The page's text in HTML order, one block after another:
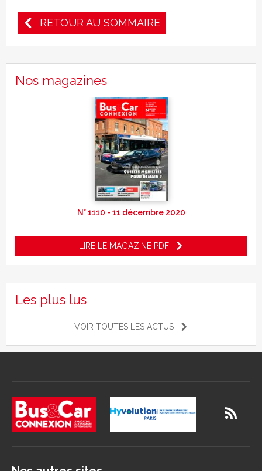
RETOUR AU SOMMAIRE
Nos magazines
N° 1110 - 11 décembre 2020
LIRE LE MAGAZINE PDF
Les plus lus
VOIR TOUTES LES ACTUS